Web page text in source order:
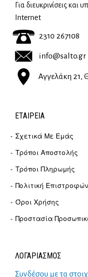
Για διευκρινίσεις
Internet
2310 267108
info@salto.gr
Αγγελάκη 21,
ΕΤΑΙΡΕΊΑ
Σχετικά Με Εμάς
Τρόποι Αποστολής
Τρόποι Πληρωμής
Πολιτική Επιστροφών
Όροι Χρήσης
Προστασία
ΛΟΓΑΡΙΑΣΜΟΣ
Συνδέσου με τα